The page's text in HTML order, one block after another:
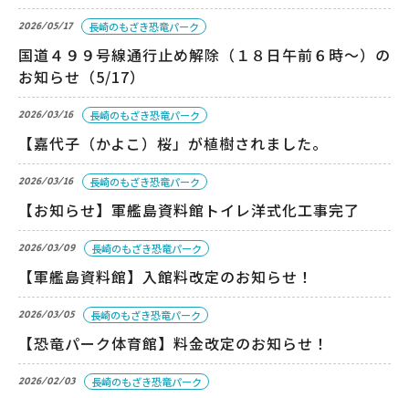
2026/05/17 長崎のもざき恐竜パーク
国道４９９号線通行止め解除（１８日午前６時～）の
お知らせ（5/17）
2026/03/16 長崎のもざき恐竜パーク
【嘉代子（かよこ）桜」が植樹されました。
2026/03/16 長崎のもざき恐竜パーク
【お知らせ】軍艦島資料館トイレ洋式化工事完了
2026/03/09 長崎のもざき恐竜パーク
【軍艦島資料館】入館料改定のお知らせ！
2026/03/05 長崎のもざき恐竜パーク
【恐竜パーク体育館】料金改定のお知らせ！
2026/02/03 長崎のもざき恐竜パーク